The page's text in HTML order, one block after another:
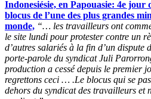
Indonesiésie, en Papouasie: 4e jour
blocus de l’une des plus grandes
monde, “… les travailleurs ont
le site lundi pour protester contre un
d’autres salariés à la fin d’un
porte-parole du syndicat Juli
production a cessé depuis le premier
regrettons ceci … .Le blocus qui se
dehors du syndicat des travailleurs et